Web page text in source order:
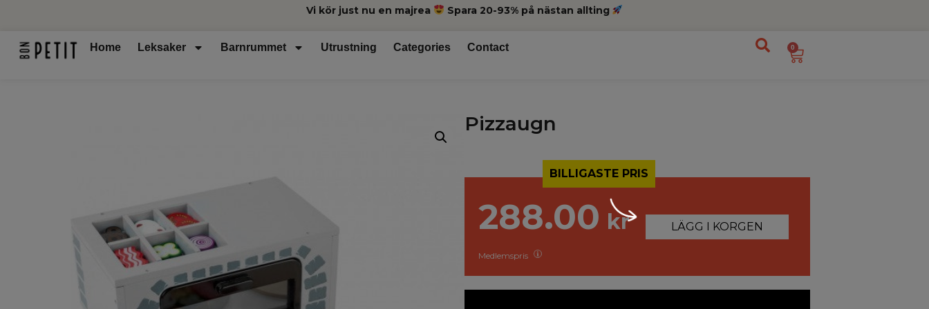
Vi kör just nu en majrea Spara 20-93% på nästan allting
Home Leksaker Barnrummet Utrustning Categories Contact 0
Pizzaugn
BILLIGASTE PRIS
288.00 kr
Medlemspris
LÄGG I KORGEN